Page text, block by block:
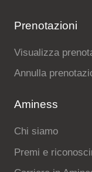
Prenotazioni
Visualizza
Annulla
Aminess
Chi siamo
Premi e